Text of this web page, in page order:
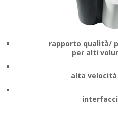
rapporto qualità/
per alti
alta velocità